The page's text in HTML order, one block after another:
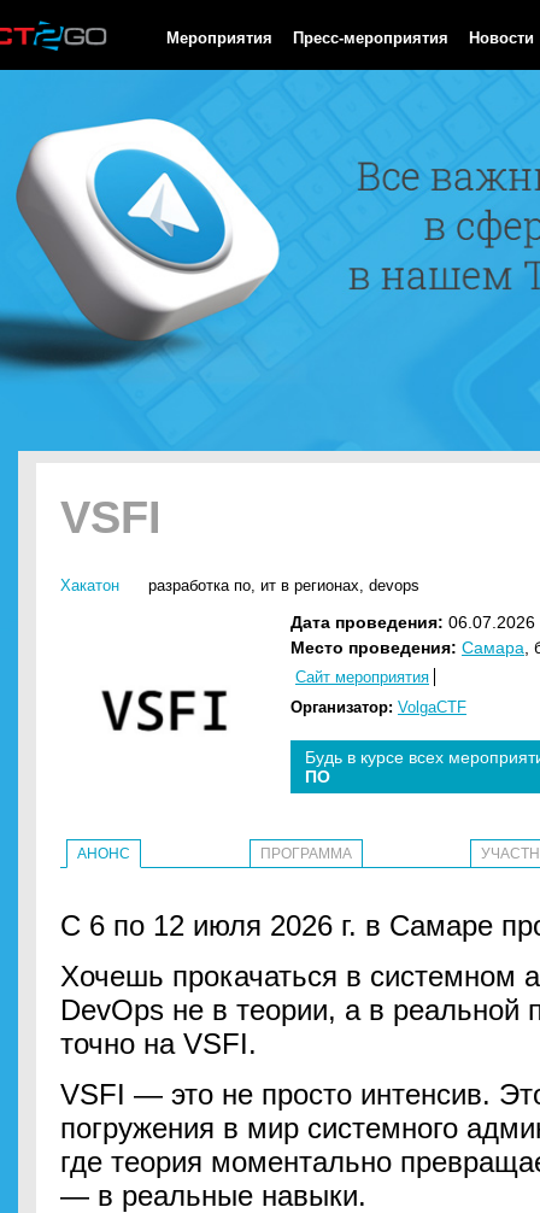
Мероприятия Пресс-мероприятия Новости
VSFI
Хакатон разработка по, ит в регионах, devops
Дата проведения:
Место проведения: Самара
Сайт мероприятия
Организатор: VolgaCTF
Будь в курсе всех
ПО
АНОНС ПРОГРАММА
С 6 по 12 июля 2026 г. в Самаре
Хочешь прокачаться в системном
DevOps не в теории, а в реальной
точно на VSFI.
VSFI — это не просто интенсив.
погружения в мир системного
где теория моментально
— в реальные навыки.